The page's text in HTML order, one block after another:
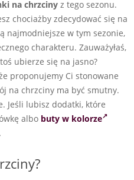
na chrzciny z tego sezonu.
chociażby zdecydować się na
najmodniejsze w tym sezonie,
charakteru. Zauważyłaś,
ubierze się na jasno?
proponujemy Ci stonowane
na chrzciny ma być smutny.
Jeśli lubisz dodatki, które
albo buty w kolorze